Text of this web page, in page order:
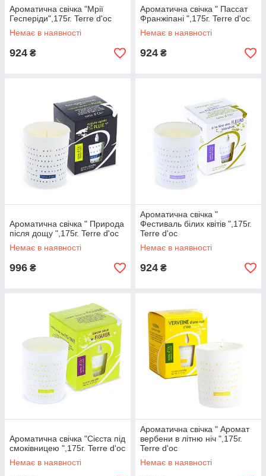
Ароматична свічка "Мрії
Гесперіди",175г. Terre d'oc
Немає в наявності
924 ₴
Ароматична свічка " Пассат
Франжіпані ",175г. Terre d'oc
Немає в наявності
924 ₴
Ароматична свічка " Природа
після дощу ",175г. Terre d'oc
Немає в наявності
996 ₴
Ароматична свічка "
Фестиваль білих квітів ",175г.
Terre d'oc
Немає в наявності
924 ₴
Ароматична свічка "Сієста під
смоківницею ",175г. Terre d'oc
Немає в наявності
Ароматична свічка " Аромат
вербени в літню ніч ",175г.
Terre d'oc
Немає в наявності